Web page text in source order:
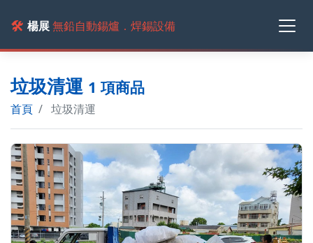
🛠️ 楊展無鉛自動錫爐．焊錫設備
垃圾清運 1 項商品
首頁 垃圾清運